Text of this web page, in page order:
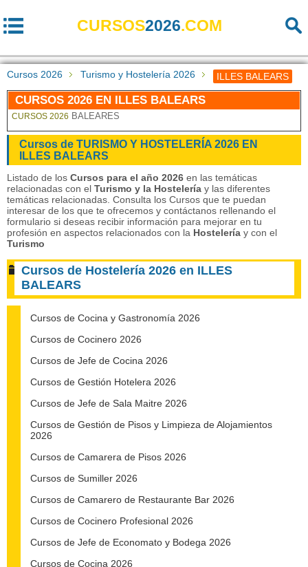
CURSOS2026.COM
Cursos 2026 Turismo y Hostelería 2026 ILLES BALEARS
CURSOS 2026 EN ILLES BALEARS
CURSOS 2026 BALEARES
Cursos de TURISMO Y HOSTELERÍA 2026 EN
ILLES BALEARS
Listado de los Cursos para el año 2026 en las temáticas
relacionadas con el Turismo y la Hostelería y las diferentes
temáticas relacionadas. Consulta los Cursos que te puedan
interesar de los que te ofrecemos y contáctanos rellenando el
formulario si deseas recibir información para mejorar en tu
profesión en aspectos relacionados con la Hostelería y con el
Turismo
Cursos de Hostelería 2026 en ILLES
BALEARS
Cursos de Cocina y Gastronomía 2026
Cursos de Cocinero 2026
Cursos de Jefe de Cocina 2026
Cursos de Gestión Hotelera 2026
Cursos de Jefe de Sala Maitre 2026
Cursos de Gestión de Pisos y Limpieza de Alojamientos
2026
Cursos de Camarera de Pisos 2026
Cursos de Sumiller 2026
Cursos de Camarero de Restaurante Bar 2026
Cursos de Cocinero Profesional 2026
Cursos de Jefe de Economato y Bodega 2026
Cursos de Cocina 2026